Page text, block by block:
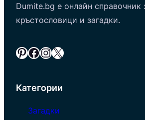
Dumite.bg е онлайн справочник
кръстословици и загадки.
Pinterest Facebook InstagramX
Категории
Загадки